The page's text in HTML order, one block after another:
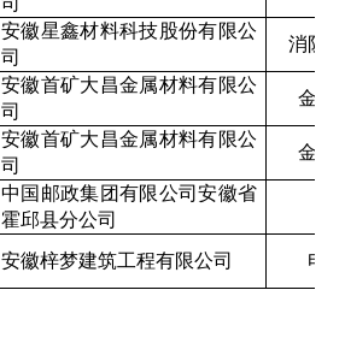
安徽星鑫材料科技股份有限公
司
消防
安徽首矿大昌金属材料有限公
司
金属
安徽首矿大昌金属材料有限公
司
金属
中国邮政集团有限公司安徽省
霍邱县分公司
安徽梓梦建筑工程有限公司 电